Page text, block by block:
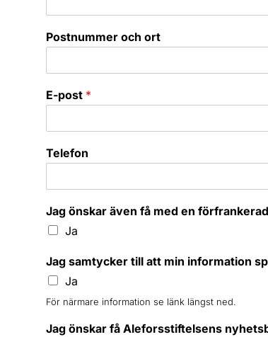
Postnummer och ort
E-post *
Telefon
Jag önskar även få med en
Ja
Jag samtycker till att min information
Ja
För närmare information se länk längst ned.
Jag önskar få Aleforsstiftelsens